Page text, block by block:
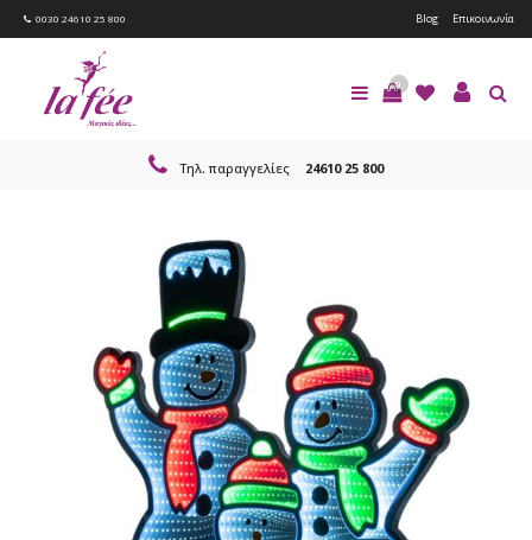
0030 24610 25 800 Blog Επικοινωνία
0
Τηλ. παραγγελίες 24610 25 800